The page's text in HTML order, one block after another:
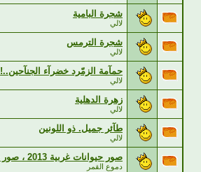
شجرة البامية
لالي
شجرة الترمس
لالي
حمآمة الزمّرد خضرآء الجنآحين..!
لالي
زهرة الدهلية
لالي
طآئر جميل. ذو اللونين
لالي
صور حيوانات غربية 2013 ، صور حيوانات مضحكة 2013 ، صور حيوانات عجيبة
دموع القمر